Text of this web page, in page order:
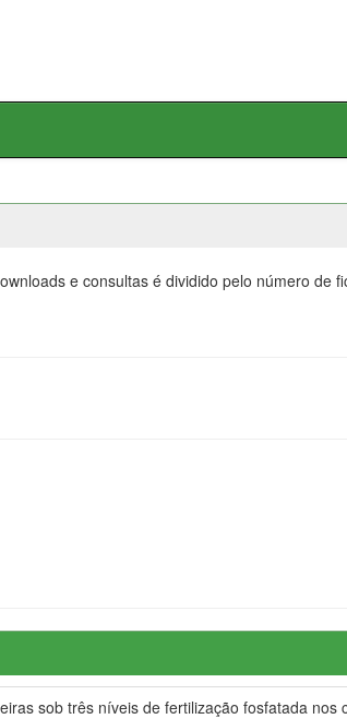
e consultas é dividido pelo número de
sob três níveis de fertilização fosfatada nos